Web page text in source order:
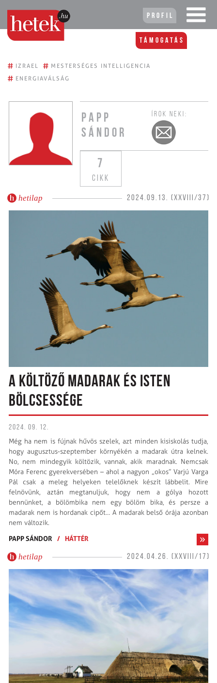
Profil
Támogatás
# IZRAEL # MESTERSÉGES INTELLIGENCIA
# ENERGIAVÁLSÁG
PAPP
SÁNDOR
ÍROK NEKI:
7
CIKK
hetilap 2024.09.13. (XXVIII/37)
A KÖLTÖZŐ MADARAK ÉS ISTEN
BÖLCSESSÉGE
2024. 09. 12.
Még ha nem is fújnak hűvös szelek, azt minden kisiskolás tudja,
hogy augusztus-szeptember környékén a madarak útra kelnek.
No, nem mindegyik költözik, vannak, akik maradnak. Nemcsak
Móra Ferenc gyerekversében – ahol a nagyon „okos” Varjú Varga
Pál csak a meleg helyeken telelőknek készít lábbelit. Mire
felnövünk, aztán megtanuljuk, hogy nem a gólya hozott
bennünket, a bölömbika nem egy bölöm bika, és persze a
madarak nem is hordanak cipőt… A madarak belső órája azonban
nem változik.
PAPP SÁNDOR
/ HÁTTÉR
hetilap 2024.04.26. (XXVIII/17)